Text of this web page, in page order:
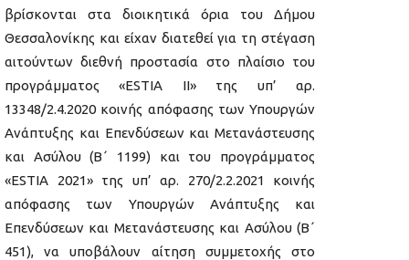
βρίσκονται στα διοικητικά όρια του Δήμου
Θεσσαλονίκης και είχαν διατεθεί για τη στέγαση
αιτούντων διεθνή προστασία στο πλαίσιο του
προγράμματος «ESTIA II» της υπ’ αρ.
13348/2.4.2020 κοινής απόφασης των Υπουργών
Ανάπτυξης και Επενδύσεων και Μετανάστευσης
και Ασύλου (Β΄ 1199) και του προγράμματος
«ESTIA 2021» της υπ’ αρ. 270/2.2.2021 κοινής
απόφασης των Υπουργών Ανάπτυξης και
Επενδύσεων και Μετανάστευσης και Ασύλου (Β΄
451), να υποβάλουν αίτηση συμμετοχής στο